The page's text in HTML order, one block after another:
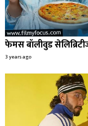
फेमस बॉलीवुड
3 years ago